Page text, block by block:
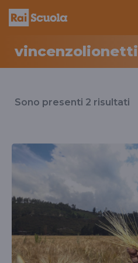
vincenzolionetti
il
vincenzolionetti
Sono presenti 2 risultati